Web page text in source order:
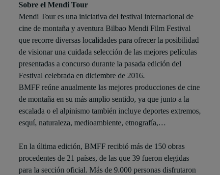
Sobre el Mendi Tour
Mendi Tour es una iniciativa del festival internacional de
cine de montaña y aventura Bilbao Mendi Film Festival
que recorre diversas localidades para ofrecer la posibilidad
de visionar una cuidada selección de las mejores películas
presentadas a concurso durante la pasada edición del
Festival celebrada en diciembre de 2016.
BMFF reúne anualmente las mejores producciones de cine
de montaña en su más amplio sentido, ya que junto a la
escalada o el alpinismo también incluye deportes extremos,
esquí, naturaleza, medioambiente, etnografía,…
En la última edición, BMFF recibió más de 150 obras
procedentes de 21 países, de las que 39 fueron elegidas
para la sección oficial. Más de 9.000 personas disfrutaron